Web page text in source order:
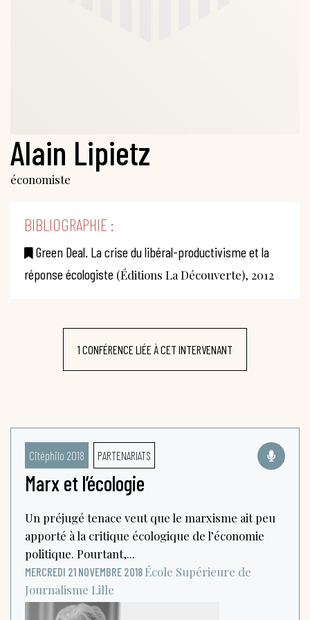
Alain Lipietz
économiste
BIBLIOGRAPHIE :
Green Deal. La crise du libéral-productivisme et la
réponse écologiste (Éditions La Découverte), 2012
1 CONFÉRENCE LIÉE À CET INTERVENANT
Citéphilo 2018 PARTENARIATS
Marx et l’écologie
Un préjugé tenace veut que le marxisme ait peu
apporté à la critique écologique de l’économie
politique. Pourtant,...
MERCREDI 21 NOVEMBRE 2018 École Supérieure de
Journalisme Lille